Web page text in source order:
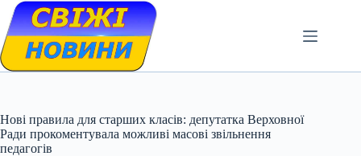
Skip
content
Нові правила для старших класів: депутатка Верховної
Ради прокоментувала можливі масові звільнення
педагогів